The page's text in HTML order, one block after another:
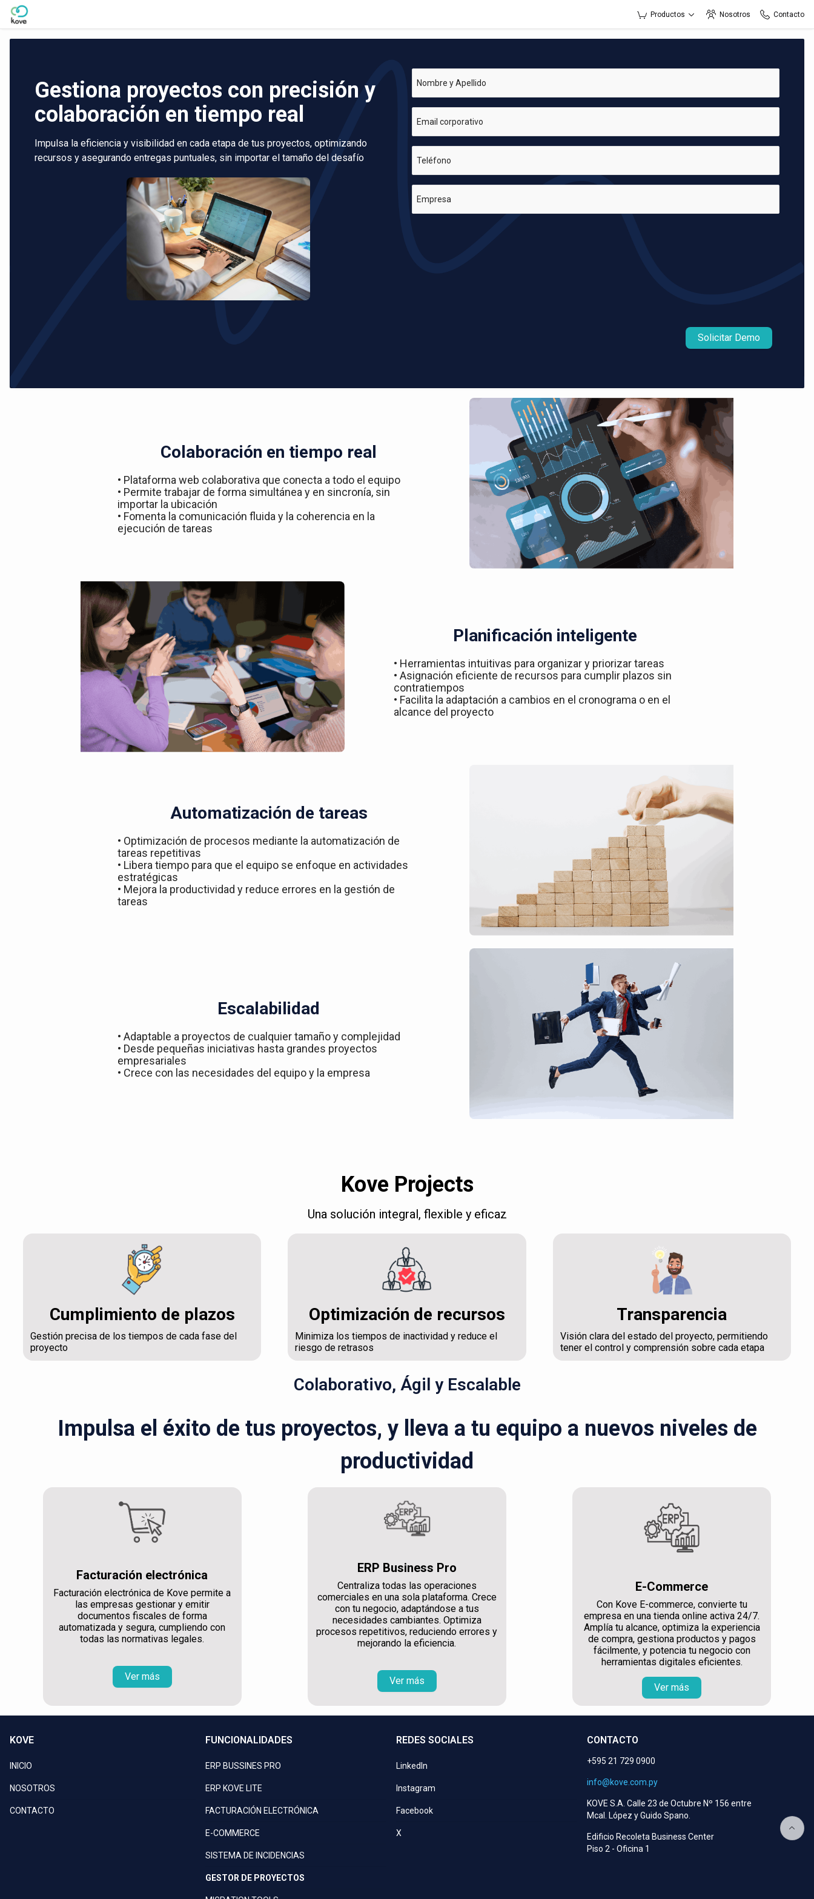
Skip to Main Content
Productos Nosotros Contacto
Gestiona proyectos con precisión y
colaboración en tiempo real
Impulsa la eficiencia y visibilidad en cada etapa de tus proyectos, optimizando
recursos y asegurando entregas puntuales, sin importar el tamaño del desafío
Nombre y Apellido
Email corporativo
Teléfono
Empresa
Solicitar Demo
Colaboración en tiempo real
• Plataforma web colaborativa que conecta a todo el equipo
• Permite trabajar de forma simultánea y en sincronía, sin
importar la ubicación
• Fomenta la comunicación fluida y la coherencia en la
ejecución de tareas
Planificación inteligente
• Herramientas intuitivas para organizar y priorizar tareas
• Asignación eficiente de recursos para cumplir plazos sin
contratiempos
• Facilita la adaptación a cambios en el cronograma o en el
alcance del proyecto
Automatización de tareas
• Optimización de procesos mediante la automatización de
tareas repetitivas
• Libera tiempo para que el equipo se enfoque en actividades
estratégicas
• Mejora la productividad y reduce errores en la gestión de
tareas
Escalabilidad
• Adaptable a proyectos de cualquier tamaño y complejidad
• Desde pequeñas iniciativas hasta grandes proyectos
empresariales
• Crece con las necesidades del equipo y la empresa
Kove Projects
Una solución integral, flexible y eficaz
Cumplimiento de plazos
Gestión precisa de los tiempos de cada fase del
proyecto
Optimización de recursos
Minimiza los tiempos de inactividad y reduce el
riesgo de retrasos
Transparencia
Visión clara del estado del proyecto, permitiendo
tener el control y comprensión sobre cada etapa
Colaborativo, Ágil y Escalable
Impulsa el éxito de tus proyectos, y lleva a tu equipo a nuevos niveles de
productividad
Facturación electrónica
Facturación electrónica de Kove permite a
las empresas gestionar y emitir
documentos fiscales de forma
automatizada y segura, cumpliendo con
todas las normativas legales.
Ver más
ERP Business Pro
Centraliza todas las operaciones
comerciales en una sola plataforma. Crece
con tu negocio, adaptándose a tus
necesidades cambiantes. Optimiza
procesos repetitivos, reduciendo errores y
mejorando la eficiencia.
Ver más
E-Commerce
Con Kove E-commerce, convierte tu
empresa en una tienda online activa 24/7.
Amplía tu alcance, optimiza la experiencia
de compra, gestiona productos y pagos
fácilmente, y potencia tu negocio con
herramientas digitales eficientes.
Ver más
KOVE
INICIO
NOSOTROS
CONTACTO
FUNCIONALIDADES
ERP BUSSINES PRO
ERP KOVE LITE
FACTURACIÓN ELECTRÓNICA
E-COMMERCE
SISTEMA DE INCIDENCIAS
GESTOR DE PROYECTOS
REDES SOCIALES
LinkedIn
Instagram
Facebook
X
CONTACTO
+595 21 729 0900
info@kove.com.py
KOVE S.A. Calle 23 de Octubre Nº 156 entre
Mcal. López y Guido Spano.
Edificio Recoleta Business Center
Piso 2 - Oficina 1